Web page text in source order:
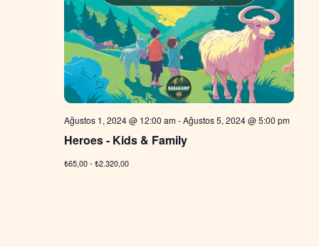
Ağustos 1, 2024 @ 12:00 am-Ağustos 5, 2024 @ 5:00 pm
Heroes - Kids & Family
₺65,00 - ₺2.320,00